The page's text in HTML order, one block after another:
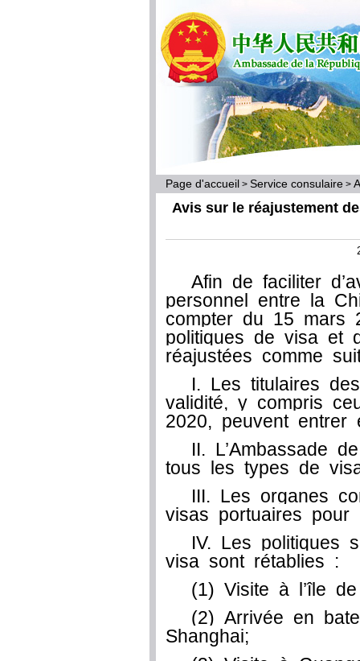
Page d'accueil > Service consulaire >
Avis sur le réajustement
Afin de faciliter
personnel entre la
compter du 15 mars
politiques de visa et
réajustées comme
I. Les titulaires
validité, y compris
2020, peuvent entrer
II. L’Ambassade
tous les types de
III. Les organes
visas portuaires pour
IV. Les politiques
visa sont rétablies :
(1) Visite à l’île
(2) Arrivée en
Shanghai;